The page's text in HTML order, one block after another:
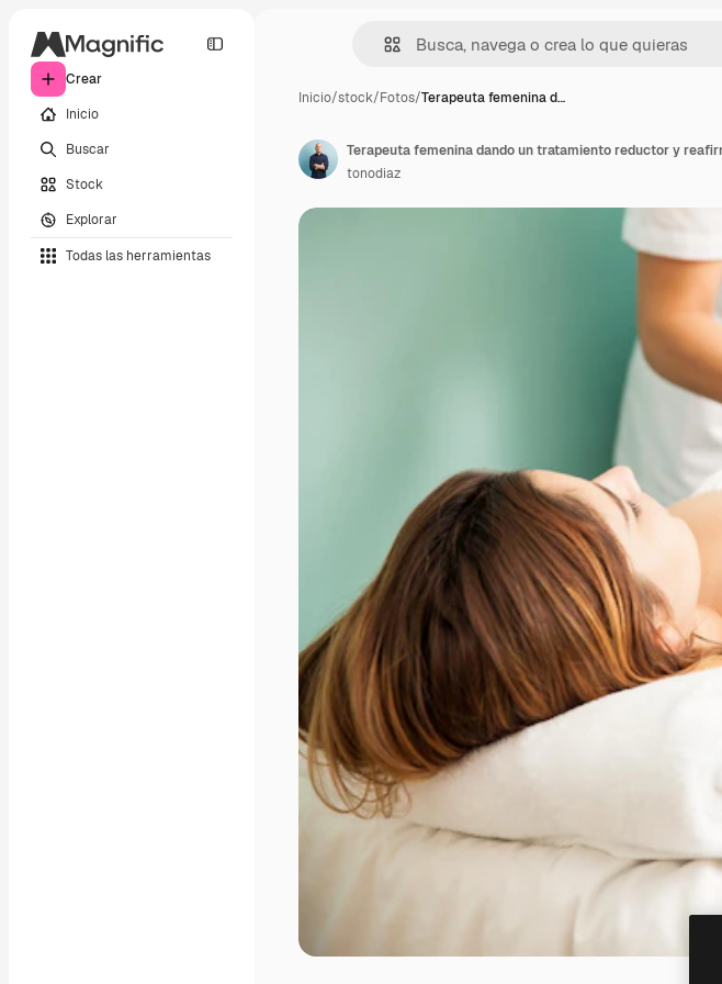
Crear
Inicio
Buscar
Stock
Explorar
Todas las herramientas
Inicio/stock/Fotos/Terapeuta femenina d…
tonodiaz